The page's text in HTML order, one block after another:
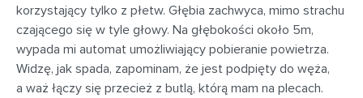
korzystający tylko z płetw. Głębia zachwyca, mimo strachu
czającego się w tyle głowy. Na głębokości około 5m,
wypada mi automat umożliwiający pobieranie powietrza.
Widzę, jak spada, zapominam, że jest podpięty do węża,
a waż łączy się przecież z butlą, którą mam na plecach.